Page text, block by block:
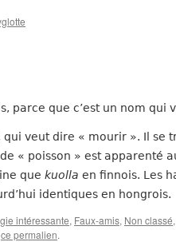
parce que c’est un nom qui
qui veut dire « mourir ». Il se
« poisson » est apparenté
que kuolla en finnois. Les
identiques en hongrois.
intéressante, Faux-amis, Non classé
ce permalien.